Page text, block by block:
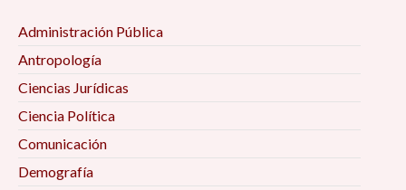
Administración Pública
Antropología
Ciencias Jurídicas
Ciencia Política
Comunicación
Demografía